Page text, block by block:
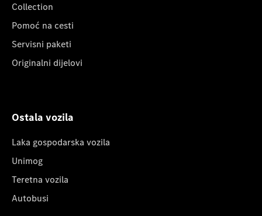
Collection
Pomoć na cesti
Servisni paketi
Originalni dijelovi
Ostala vozila
Laka gospodarska vozila
Unimog
Teretna vozila
Autobusi